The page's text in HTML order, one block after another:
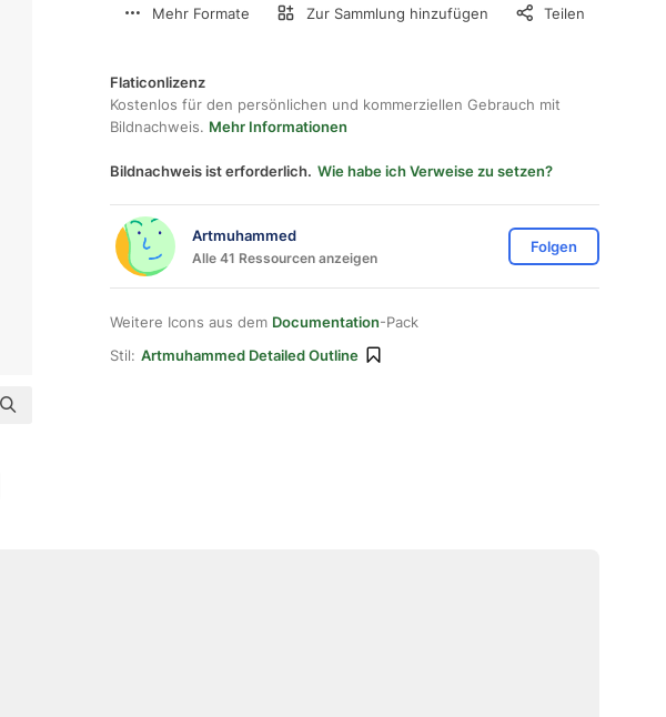
Mehr Formate Zur Sammlung hinzufügen Teilen
Flaticonlizenz
Kostenlos für den persönlichen und kommerziellen Gebrauch mit
Bildnachweis. Mehr Informationen
Bildnachweis ist erforderlich. Wie habe ich Verweise zu setzen?
Artmuhammed
Alle 41 Ressourcen anzeigen
Folgen
Weitere Icons aus dem Documentation-Pack
Stil: Artmuhammed Detailed Outline